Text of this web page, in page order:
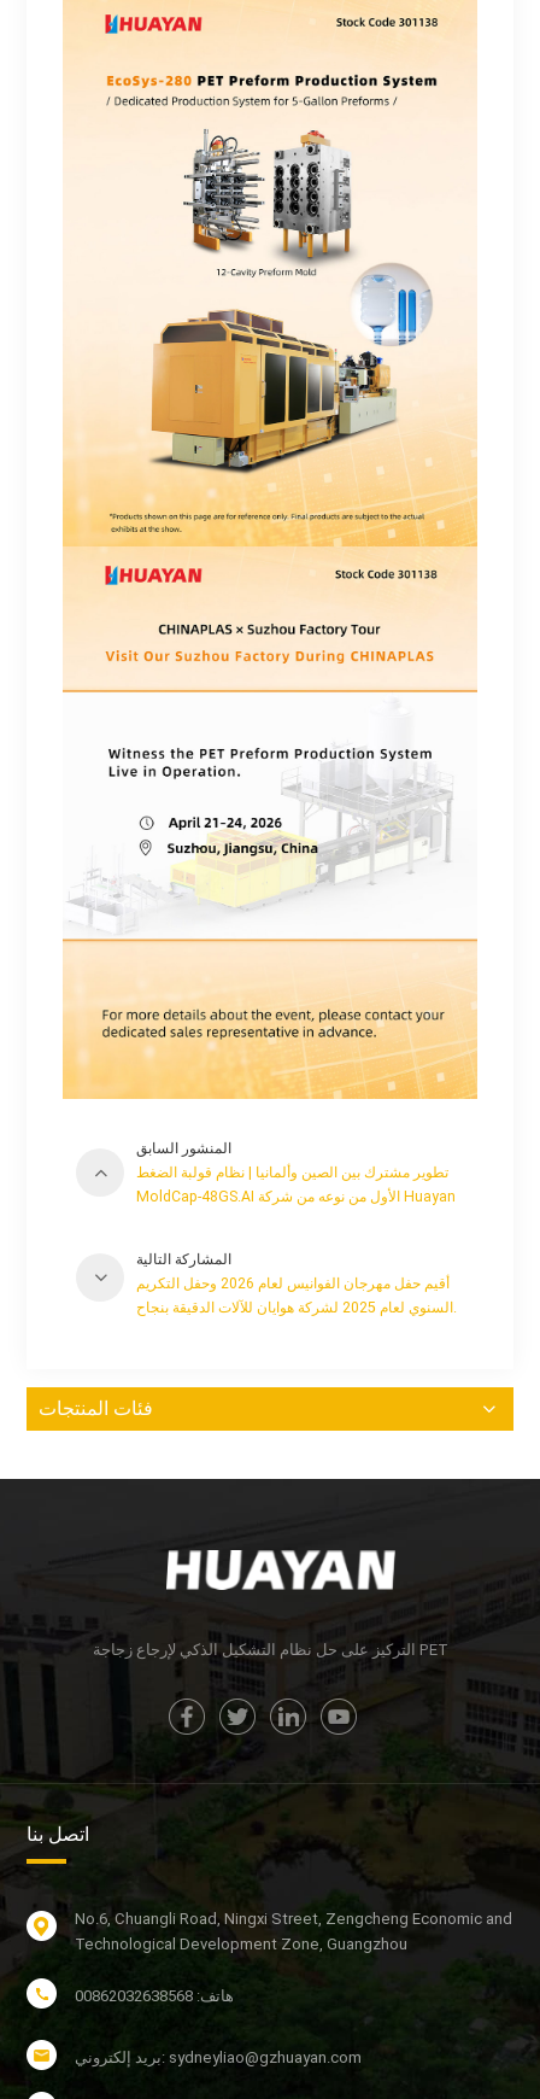
المنشور السابق
تطوير مشترك بين الصين وألمانيا | نظام قولبة الضغط
MoldCap-48GS.AI الأول من نوعه من شركة Huayan
المشاركة التالية
أقيم حفل مهرجان الفوانيس لعام 2026 وحفل التكريم
فئات المنتجات
التركيز على حل نظام التشكيل الذكي لإرجاع زجاجة PET
اتصل بنا
No.6, Chuangli Road, Ningxi Street, Zengcheng Economic and
Technological Development Zone, Guangzhou
هاتف: 00862032638568
بريد إلكتروني: sydneyliao@gzhuayan.com